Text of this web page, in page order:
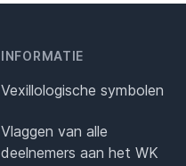
INFORMATIE
Vexillologische symbolen
Vlaggen van alle
deelnemers aan het WK